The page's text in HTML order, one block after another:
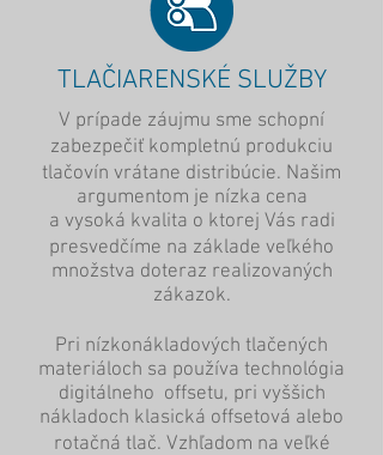
TLAČIARENSKÉ SLUŽBY
V prípade záujmu sme schopní
zabezpečiť kompletnú produkciu
tlačovín vrátane distribúcie. Našim
argumentom je nízka cena
a vysoká kvalita o ktorej Vás radi
presvedčíme na základe veľkého
množstva doteraz realizovaných
zákazok.
Pri nízkonákladových tlačených
materiáloch sa používa technológia
digitálneho offsetu, pri vyššich
nákladoch klasická offsetová alebo
rotačná tlač. Vzhľadom na veľké